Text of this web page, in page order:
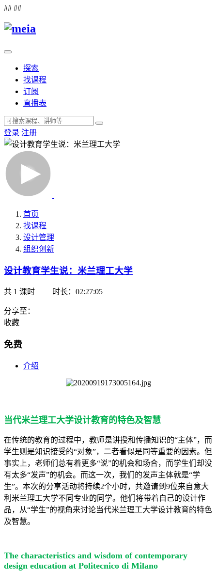
## ##
探索
找课程
订阅
直播表
登录 注册
首页
找课程
设计管理
组织创新
设计教育学生说：米兰理工大学
共 1 课时 时长：02:27:05
分享至：
收藏
免费
介绍
当代米兰理工大学设计教育的特色及智慧
在传统的教育的过程中，教师是讲授和传播知识的“主体”，而
学生则是知识接受的“对象”，二者看似是同等重要的因素。但
事实上，老师们总有着更多“说”的机会和场合，而学生们却没
有太多“发声”的机会。而这一次，我们的发声主体就是“学
生”。本次的分享活动将持续2个小时，共邀请到9位来自意大
利米兰理工大学不同专业的同学。他们将带着自己的设计作
品，从“学生”的视角来讨论当代米兰理工大学设计教育的特色
及智慧。
The characteristics and wisdom of contemporary
design education at Politecnico di Milano